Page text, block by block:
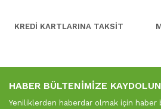
KREDİ KARTLARINA TAKSİT
HABER BÜLTENİMİZE KAYDOLUN
Yeniliklerden haberdar olmak için